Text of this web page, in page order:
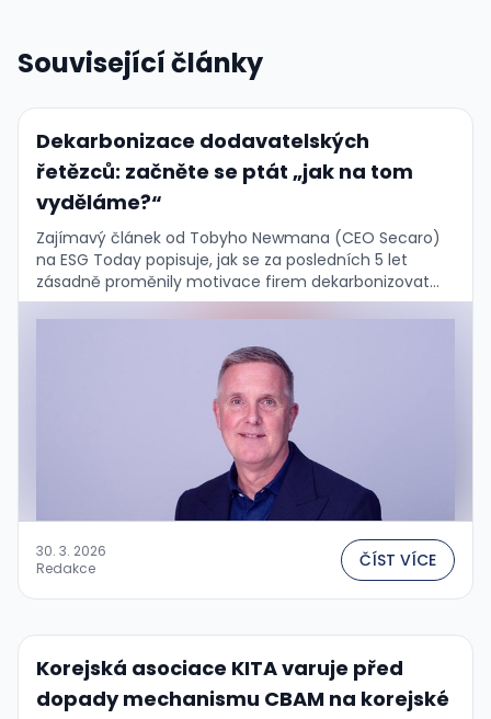
Související články
Dekarbonizace dodavatelských
řetězců: začněte se ptát „jak na tom
vyděláme?“
Zajímavý článek od Tobyho Newmana (CEO Secaro)
na ESG Today popisuje, jak se za posledních 5 let
zásadně proměnily motivace firem dekarbonizovat
dodavatelské řetězce — a proč to vlastně nevadí. …
30. 3. 2026
Redakce
ČÍST VÍCE
Korejská asociace KITA varuje před
dopady mechanismu CBAM na korejské